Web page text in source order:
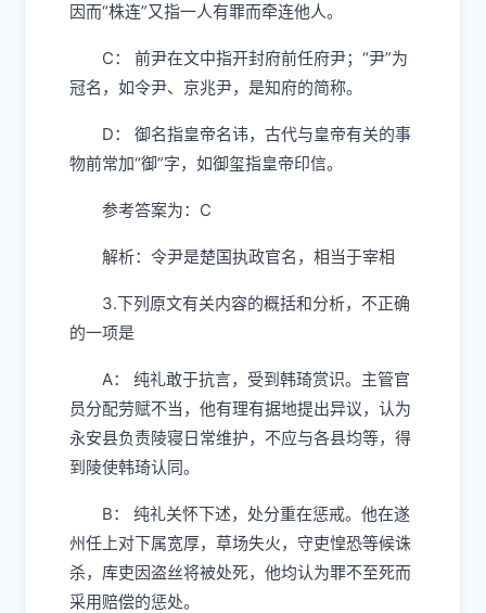
因而“株连”又指一人有罪而牵连他人。
C： 前尹在文中指开封府前任府尹；“尹”为
冠名，如令尹、京兆尹，是知府的简称。
D： 御名指皇帝名讳，古代与皇帝有关的事
物前常加“御”字，如御玺指皇帝印信。
参考答案为：C
解析：令尹是楚国执政官名，相当于宰相
3.下列原文有关内容的概括和分析，不正确
的一项是
A： 纯礼敢于抗言，受到韩琦赏识。主管官
员分配劳赋不当，他有理有据地提出异议，认为
永安县负责陵寝日常维护，不应与各县均等，得
到陵使韩琦认同。
B： 纯礼关怀下述，处分重在惩戒。他在遂
州任上对下属宽厚，草场失火，守吏惶恐等候诛
杀，库吏因盗丝将被处死，他均认为罪不至死而
采用赔偿的惩处。